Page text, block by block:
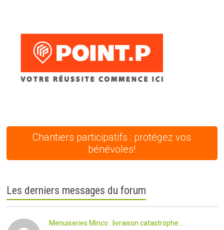
Chantiers participatifs : protégez vos
bénévoles!
Les derniers messages du forum
Menuiseries Minco : livraison catastrophe...